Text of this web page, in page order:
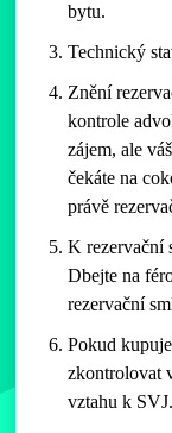
bytu.
Technický
Znění
kontrole
zájem, ale
čekáte na
právě
K rezervační
Dbejte na
rezervační
Pokud
zkontrolovat
vztahu k SVJ.